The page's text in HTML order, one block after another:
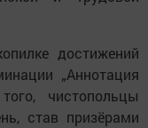
достижений
„Аннотация
чистопольцы
став призёрами